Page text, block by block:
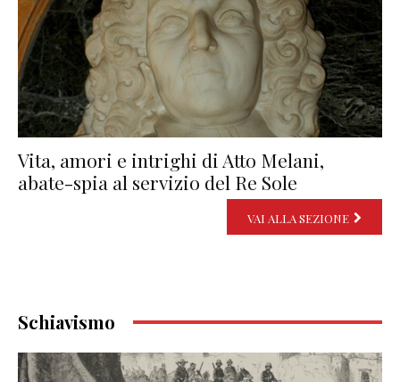
Vita, amori e intrighi di Atto Melani,
abate-spia al servizio del Re Sole
VAI ALLA SEZIONE
Schiavismo